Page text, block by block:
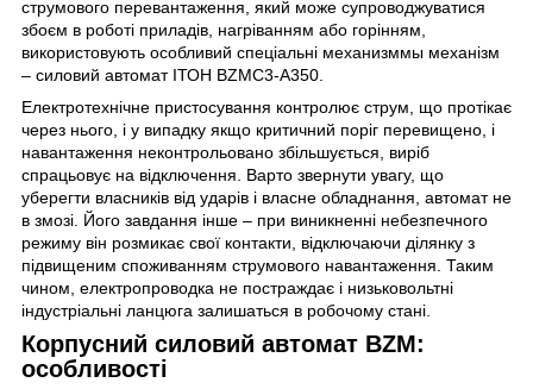
струмового перевантаження, який може супроводжуватися
збоєм в роботі приладів, нагріванням або горінням,
використовують особливий спеціальні механизммы механізм
– силовий автомат ІТОН BZMC3-A350
Електротехнічне пристосування контролює струм, що протікає
через нього, і у випадку якщо критичний поріг перевищено, і
навантаження неконтрольовано збільшується, виріб
спрацьовує на відключення. Варто звернути увагу, що
уберегти власників від ударів і власне обладнання, автомат не
в змозі. Його завдання інше – при виникненні небезпечного
режиму він розмикає свої контакти, відключаючи ділянку з
підвищеним споживанням струмового навантаження. Таким
чином, електропроводка не постраждає і низьковольтні
індустріальні ланцюга залишаться в робочому стані.
Корпусний силовий автомат BZM:
особливості